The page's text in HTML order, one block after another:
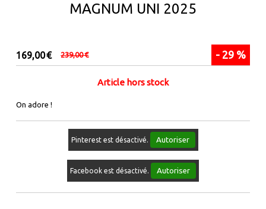
MAGNUM UNI 2025
- 29 %
169,00€ 239,00€
Article hors stock
On adore !
Pinterest est désactivé. Autoriser
Facebook est désactivé. Autoriser